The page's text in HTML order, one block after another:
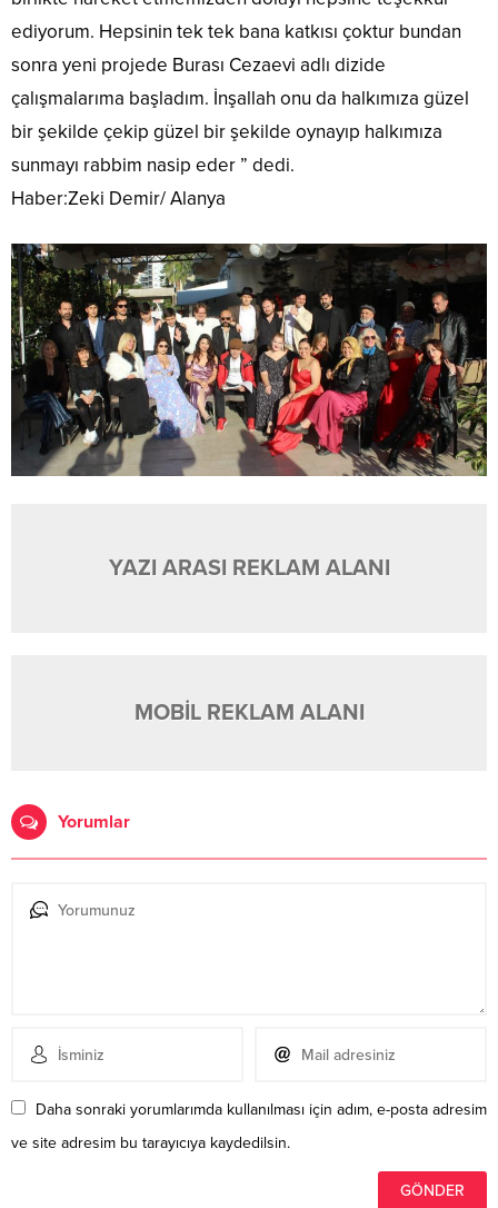
ediyorum. Hepsinin tek tek bana katkısı çoktur bundan
sonra yeni projede Burası Cezaevi adlı dizide
çalışmalarıma başladım. İnşallah onu da halkımıza güzel
bir şekilde çekip güzel bir şekilde oynayıp halkımıza
sunmayı rabbim nasip eder ” dedi.
Haber:Zeki Demir/ Alanya
YAZI ARASI REKLAM ALANI
MOBİL REKLAM ALANI
Yorumlar
Daha sonraki yorumlarımda kullanılması için adım, e-posta adresim
ve site adresim bu tarayıcıya kaydedilsin.